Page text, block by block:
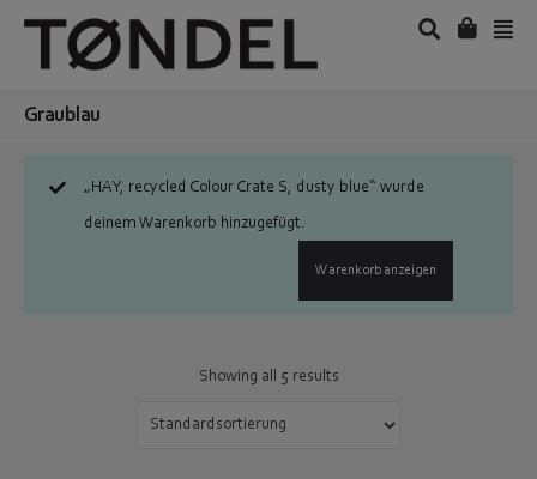
Graublau
„HAY, recycled Colour Crate S, dusty blue“ wurde
deinem Warenkorb hinzugefügt.
Warenkorb anzeigen
Showing all 5 results